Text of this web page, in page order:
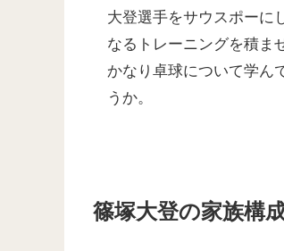
大登選手をサウスポーに
なるトレーニングを積ま
かなり卓球について学ん
うか。
篠塚大登の家族構